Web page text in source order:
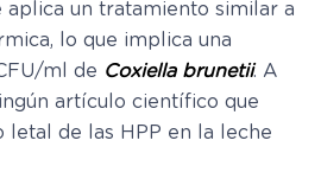
aplica un tratamiento similar a
lo que implica una
ml de Coxiella brunetii. A
artículo científico que
de las HPP en la leche